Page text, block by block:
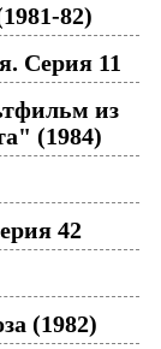
82)
Серия 11
из
(1984)
42
(1982)